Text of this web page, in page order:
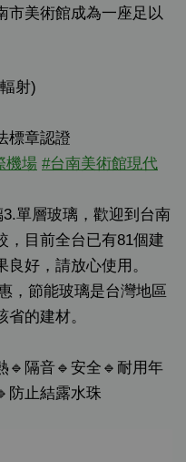
市美術館成為一座足以
射)
標章認證
機場 #台南美術館現代
單層玻璃，歡迎到台南
，目前全台已有81個建
好，請放心使用。
，節能玻璃是台灣地區
的建材。
🔹隔音🔹安全🔹耐用年
防止結露水珠